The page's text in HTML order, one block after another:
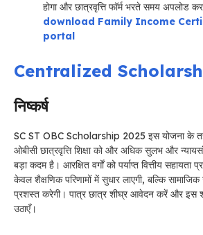
होगा और छात्रवृत्ति फॉर्म भरते समय अपलोड
download Family Income
portal
Centralized
निष्कर्ष
SC ST OBC Scholarship 2025 इस योजना के
ओबीसी छात्रवृत्ति शिक्षा को और अधिक सुलभ और
बड़ा कदम है। आरक्षित वर्गों को पर्याप्त वित्तीय
केवल शैक्षणिक परिणामों में सुधार लाएगी, बल्कि सामाजिक
प्रशस्त करेगी। पात्र छात्र शीघ्र आवेदन करें और इस
उठाएँ।